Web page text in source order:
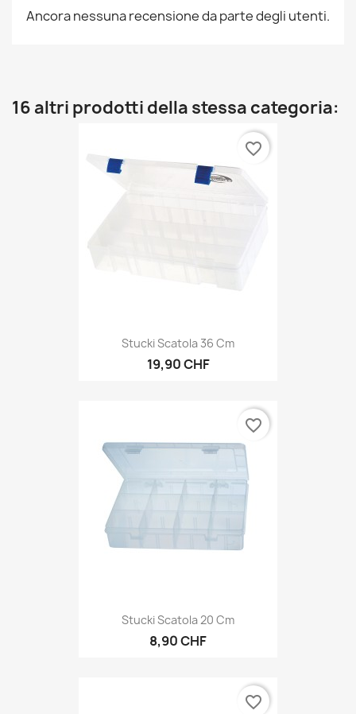
Ancora nessuna recensione da parte degli utenti.
16 altri prodotti della stessa categoria:
Stucki Scatola 36 Cm
19,90 CHF
favorite_border
Stucki Scatola 20 Cm
8,90 CHF
favorite_border
favorite_border